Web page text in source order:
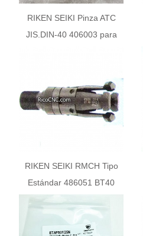
RIKEN SEIKI Pinza ATC
JIS.DIN-40 406003 para
RIKEN SEIKI RMCH Tipo
Estándar 486051 BT40